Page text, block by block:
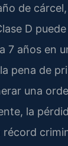
de
D
7 años en
pena de
una
la